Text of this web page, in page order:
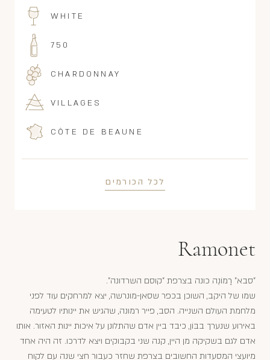
WHITE
750
CHARDONNAY
VILLAGES
CÔTE DE BEAUNE
לכל הכורמים
Ramonet
"סבא" רָמוֹנֶה כונה בצרפת "קוסם השרדונה".
שמו של היקב, השוכן בכפר שסאן-מונרשה, יצא למרחקים עוד לפני
מלחמת העולם השנייה. הסב, פייר רמונה, שהגיש את יינותיו לטעימה
באירוע שנערך בבּוֹן, כיבד ביין אדם שהתלונן על איכות יינות האזור. אותו
אדם לגם בשקיקה מן היין, קנה שני בקבוקים ויצא לדרכו. זה היה אחד
מיועצי המסעדות החשובים בצרפת שחזר כעבור חצי שנה עם לקוח